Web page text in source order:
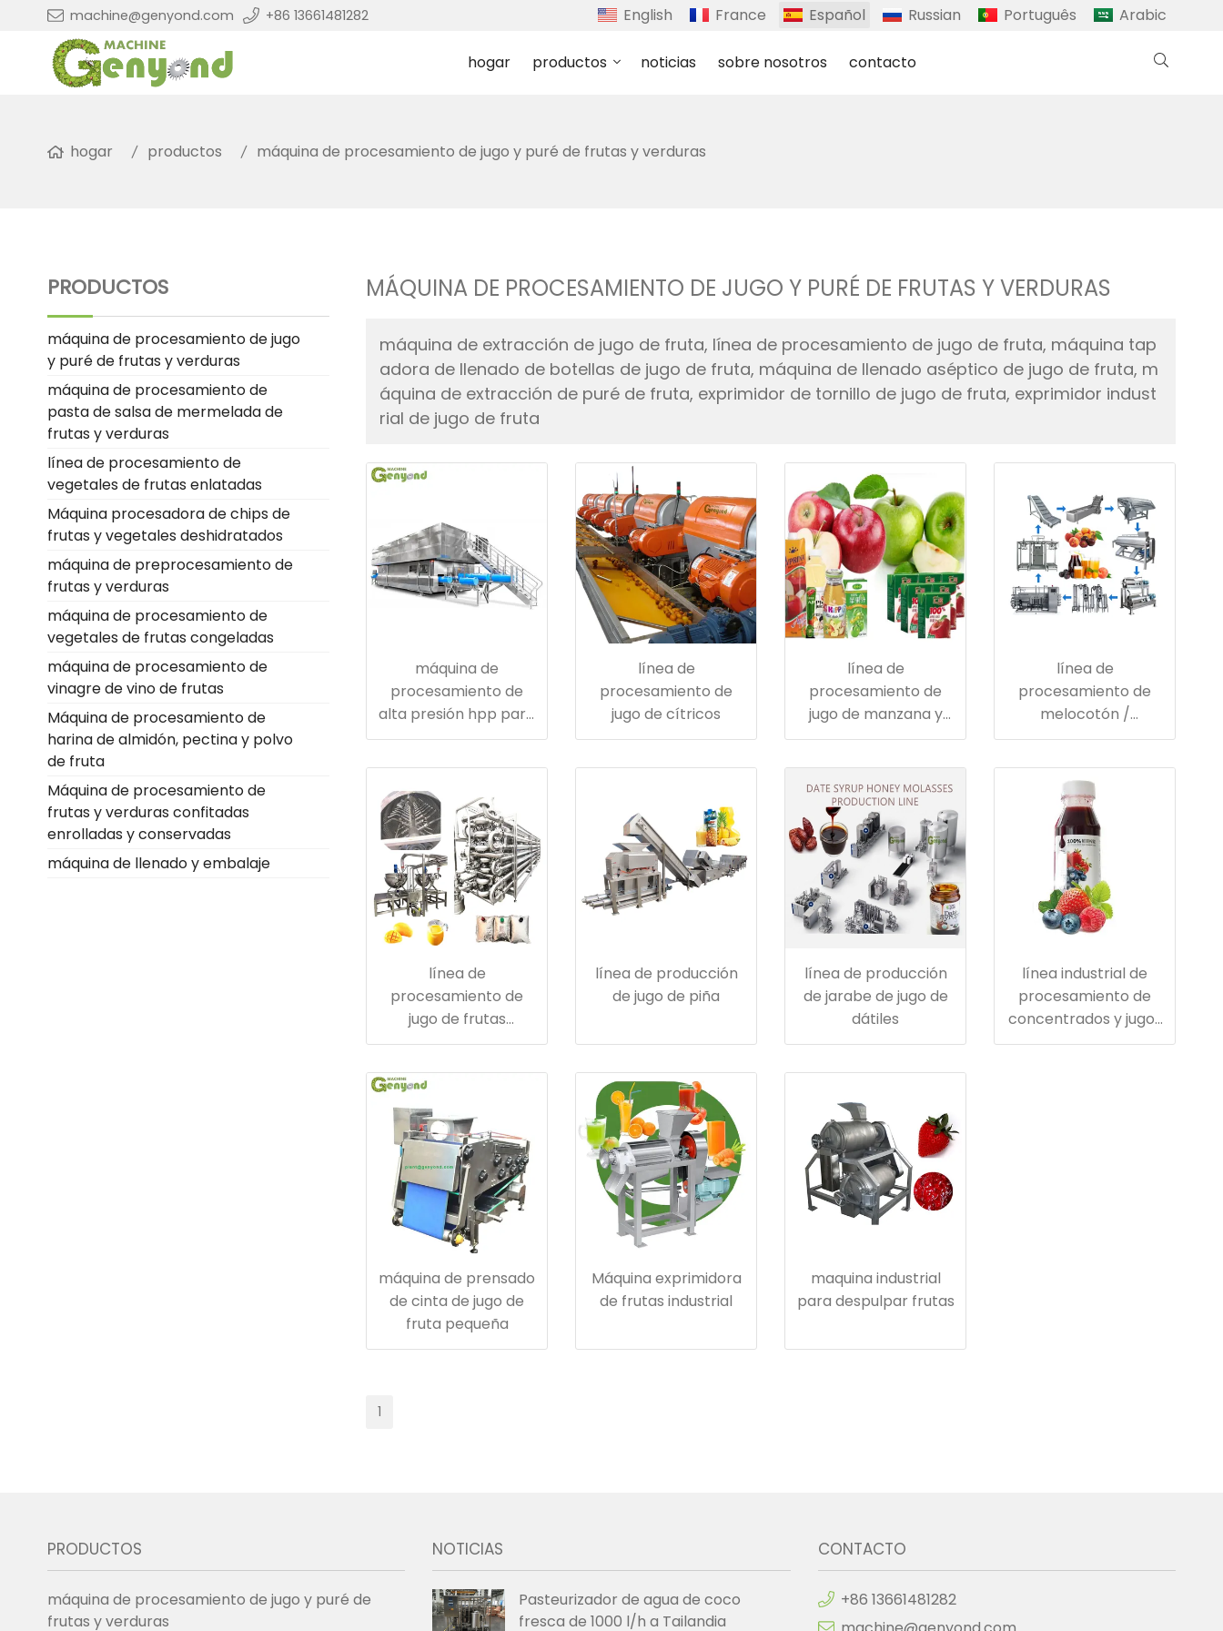
machine@genyond.com +86 13661481282 English France Español Russian Português Arabic
hogar productos noticias sobre nosotros contacto
hogar productos máquina de procesamiento de jugo y puré de frutas y verduras
PRODUCTOS
máquina de procesamiento de jugo
y puré de frutas y verduras
máquina de procesamiento de
pasta de salsa de mermelada de
frutas y verduras
línea de procesamiento de
vegetales de frutas enlatadas
Máquina procesadora de chips de
frutas y vegetales deshidratados
máquina de preprocesamiento de
frutas y verduras
máquina de procesamiento de
vegetales de frutas congeladas
máquina de procesamiento de
vinagre de vino de frutas
Máquina de procesamiento de
harina de almidón, pectina y polvo
de fruta
Máquina de procesamiento de
frutas y verduras confitadas
enrolladas y conservadas
máquina de llenado y embalaje
MÁQUINA DE PROCESAMIENTO DE JUGO Y PURÉ DE FRUTAS Y VERDURAS
máquina de extracción de jugo de fruta, línea de procesamiento de jugo de fruta, máquina tap
adora de llenado de botellas de jugo de fruta, máquina de llenado aséptico de jugo de fruta, m
áquina de extracción de puré de fruta, exprimidor de tornillo de jugo de fruta, exprimidor indust
rial de jugo de fruta
máquina de
procesamiento de
alta presión hpp para
jugo nfc
línea de
procesamiento de
jugo de cítricos
línea de
procesamiento de
jugo de manzana y
pera
línea de
procesamiento de
melocotón /
albaricoque y ciruela
línea de
procesamiento de
jugo de frutas
tropicales de puré de
línea de producción
de jugo de piña
línea de producción
de jarabe de jugo de
dátiles
línea industrial de
procesamiento de
concentrados y jugos
de bayas
máquina de prensado
de cinta de jugo de
fruta pequeña
Máquina exprimidora
de frutas industrial
maquina industrial
para despulpar frutas
1
PRODUCTOS
máquina de procesamiento de jugo y puré de
frutas y verduras
NOTICIAS
Pasteurizador de agua de coco
fresca de 1000 l/h a Tailandia
CONTACTO
+86 13661481282